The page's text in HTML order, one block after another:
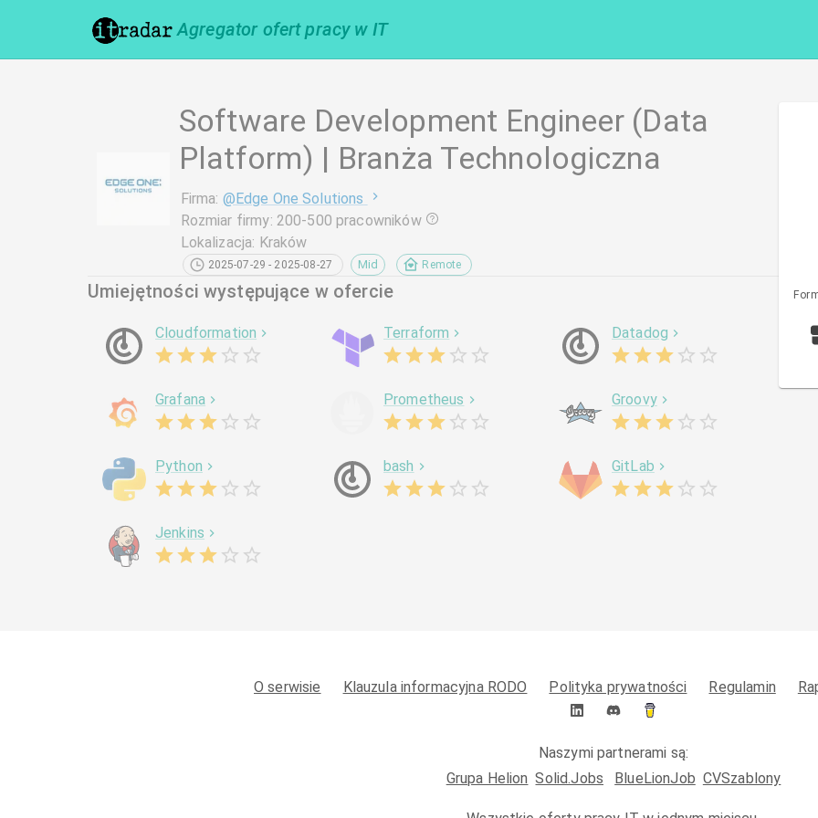
Agregator ofert pracy w IT
Software Development Engineer (Data
Platform) | Branża Technologiczna
Firma: @Edge One Solutions
Rozmiar firmy: 200-500 pracowników
Lokalizacja: Kraków
2025-07-29 - 2025-08-27 Mid Remote
Umiejętności występujące w ofercie
Cloudformation Terraform Datadog
Grafana Prometheus Groovy
Python bash GitLab
Jenkins
O serwisie Klauzula informacyjna RODO Polityka prywatności Regulamin
Naszymi partnerami są:
Grupa Helion Solid.Jobs BlueLionJob CVSzablony